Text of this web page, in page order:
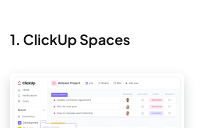
1. ClickUp Spaces